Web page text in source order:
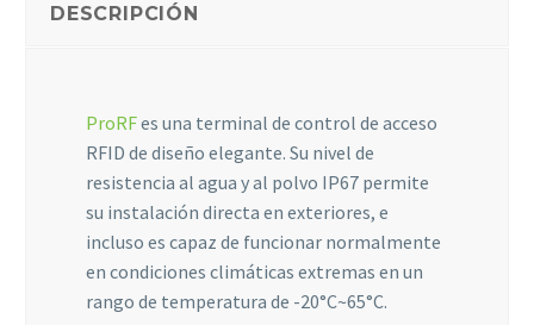
DESCRIPCIÓN
ProRFes una terminal de control de acceso
RFID de diseño elegante. Su nivel de
resistencia al agua y al polvo IP67 permite
su instalación directa en exteriores, e
incluso es capaz de funcionar normalmente
en condiciones climáticas extremas en un
rango de temperatura de -20°C~65°C.
funcionalidad
y estructura
de la web, en
base a cómo
se usa la web.
Para que